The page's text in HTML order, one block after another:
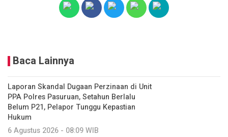
Baca Lainnya
Laporan Skandal Dugaan Perzinaan di Unit
PPA Polres Pasuruan, Setahun Berlalu
Belum P21, Pelapor Tunggu Kepastian
Hukum
6 Agustus 2026 - 08:09 WIB